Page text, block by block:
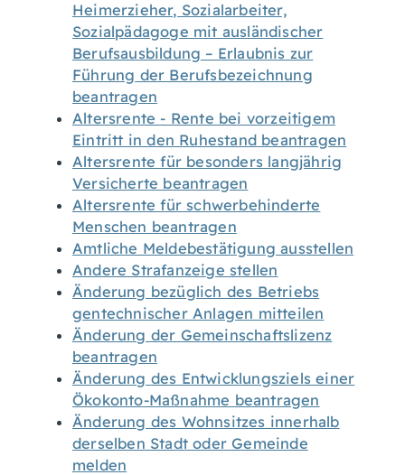
Heimerzieher, Sozialarbeiter,
Sozialpädagoge mit ausländischer
Berufsausbildung – Erlaubnis zur
Führung der Berufsbezeichnung
beantragen
Altersrente - Rente bei vorzeitigem
Eintritt in den Ruhestand beantragen
Altersrente für besonders langjährig
Versicherte beantragen
Altersrente für schwerbehinderte
Menschen beantragen
Amtliche Meldebestätigung ausstellen
Andere Strafanzeige stellen
Änderung bezüglich des Betriebs
gentechnischer Anlagen mitteilen
Änderung der Gemeinschaftslizenz
beantragen
Änderung des Entwicklungsziels einer
Ökokonto-Maßnahme beantragen
Änderung des Wohnsitzes innerhalb
derselben Stadt oder Gemeinde
melden